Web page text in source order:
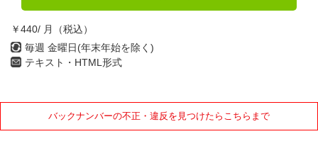
￥440/ 月（税込）
毎週 金曜日(年末年始を除く)
テキスト・HTML形式
バックナンバーの不正・違反を見つけたらこちらまで